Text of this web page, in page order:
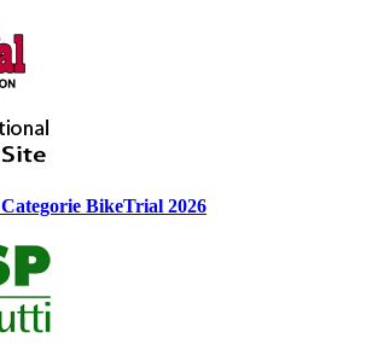
Categorie BikeTrial 2026